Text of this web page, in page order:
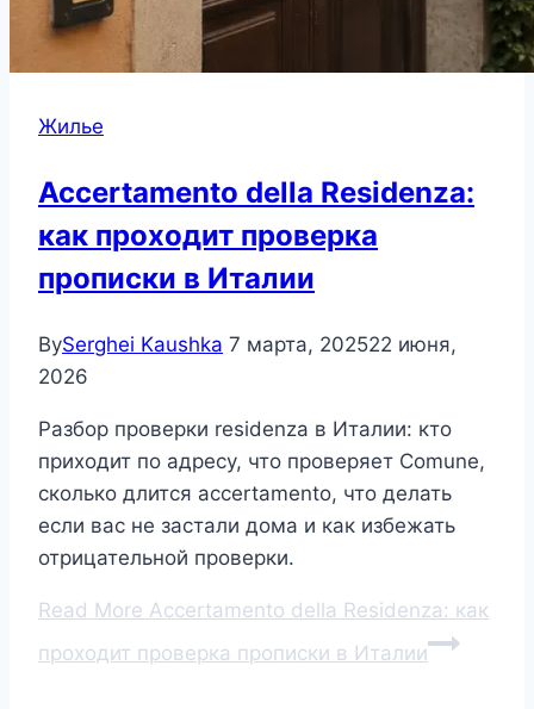
Жилье
Accertamento della Residenza:
как проходит проверка
прописки в Италии
BySerghei Kaushka 7 марта, 202522 июня,
2026
Разбор проверки residenza в Италии: кто
приходит по адресу, что проверяет Comune,
сколько длится accertamento, что делать
если вас не застали дома и как избежать
отрицательной проверки.
Read More Accertamento della Residenza: как
проходит проверка прописки в Италии